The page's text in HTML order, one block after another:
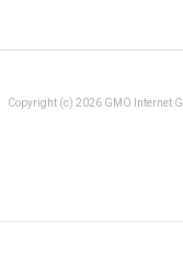
Copyright (c) 2026 GMO Internet